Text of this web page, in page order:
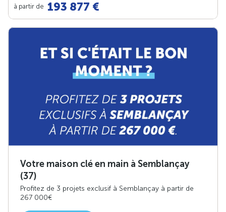
à partir de 193 877 €
Votre maison clé en main à Semblançay
(37)
Profitez de 3 projets exclusif à Semblançay à partir de
267 000€